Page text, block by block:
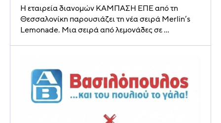
Η εταιρεία διανομών ΚΑΜΠΑΣΗ ΕΠΕ από τη
Θεσσαλονίκη παρουσιάζει τη νέα σειρά Merlin’s
Lemonade. Μια σειρά από λεμονάδες σε ...